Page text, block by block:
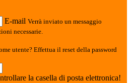
E-mail Verrà inviato un messaggio
necessarie.
utente? Effettua il reset della password
la casella di posta elettronica!